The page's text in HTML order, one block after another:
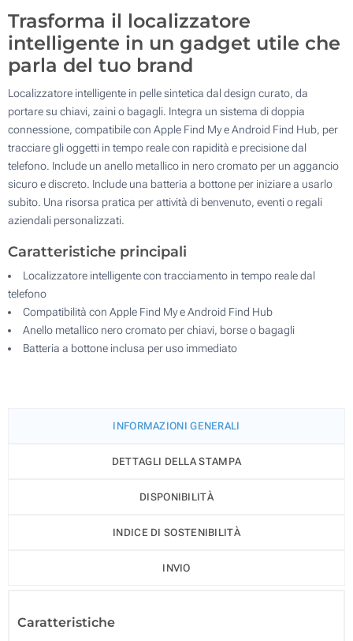
Trasforma il localizzatore
intelligente in un gadget utile che
parla del tuo brand
Localizzatore intelligente in pelle sintetica dal design curato, da
portare su chiavi, zaini o bagagli. Integra un sistema di doppia
connessione, compatibile con Apple Find My e Android Find Hub, per
tracciare gli oggetti in tempo reale con rapidità e precisione dal
telefono. Include un anello metallico in nero cromato per un aggancio
sicuro e discreto. Include una batteria a bottone per iniziare a usarlo
subito. Una risorsa pratica per attività di benvenuto, eventi o regali
aziendali personalizzati.
Caratteristiche principali
Localizzatore intelligente con tracciamento in tempo reale dal
telefono
Compatibilità con Apple Find My e Android Find Hub
Anello metallico nero cromato per chiavi, borse o bagagli
Batteria a bottone inclusa per uso immediato
INFORMAZIONI GENERALI
DETTAGLI DELLA STAMPA
DISPONIBILITÀ
INDICE DI SOSTENIBILITÀ
INVIO
Caratteristiche